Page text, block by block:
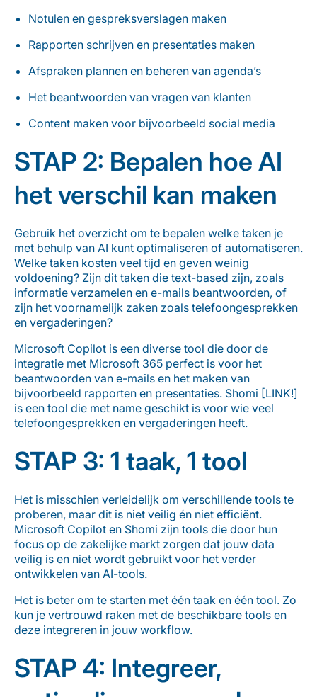
Notulen en gespreksverslagen maken
Rapporten schrijven en presentaties maken
Afspraken plannen en beheren van agenda’s
Het beantwoorden van vragen van klanten
Content maken voor bijvoorbeeld social media
STAP 2: Bepalen hoe AI
het verschil kan maken
Gebruik het overzicht om te bepalen welke taken je
met behulp van AI kunt optimaliseren of automatiseren.
Welke taken kosten veel tijd en geven weinig
voldoening? Zijn dit taken die text-based zijn, zoals
informatie verzamelen en e-mails beantwoorden, of
zijn het voornamelijk zaken zoals telefoongesprekken
en vergaderingen?
Microsoft Copilot is een diverse tool die door de
integratie met Microsoft 365 perfect is voor het
beantwoorden van e-mails en het maken van
bijvoorbeeld rapporten en presentaties. Shomi [LINK!]
is een tool die met name geschikt is voor wie veel
telefoongesprekken en vergaderingen heeft.
STAP 3: 1 taak, 1 tool
Het is misschien verleidelijk om verschillende tools te
proberen, maar dit is niet veilig én niet efficiënt.
Microsoft Copilot en Shomi zijn tools die door hun
focus op de zakelijke markt zorgen dat jouw data
veilig is en niet wordt gebruikt voor het verder
ontwikkelen van AI-tools.
Het is beter om te starten met één taak en één tool. Zo
kun je vertrouwd raken met de beschikbare tools en
deze integreren in jouw workflow.
STAP 4: Integreer,